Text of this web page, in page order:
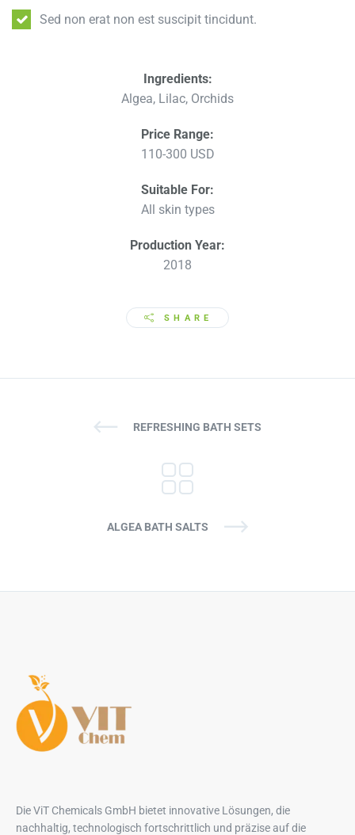
Sed non erat non est suscipit tincidunt.
Ingredients:
Algea, Lilac, Orchids
Price Range:
110-300 USD
Suitable For:
All skin types
Production Year:
2018
SHARE
REFRESHING BATH SETS
ALGEA BATH SALTS
Die ViT Chemicals GmbH bietet innovative Lösungen, die
nachhaltig, technologisch fortschrittlich und präzise auf die